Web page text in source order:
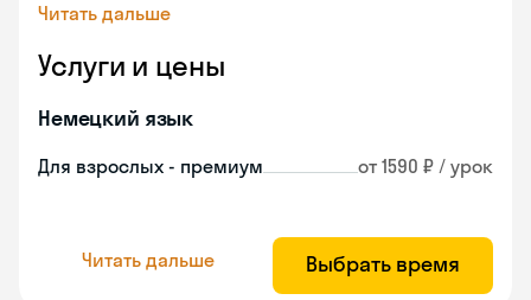
Читать дальше
Услуги и цены
Немецкий язык
Для взрослых - премиум от 1590 ₽ / урок
Читать дальше Выбрать время